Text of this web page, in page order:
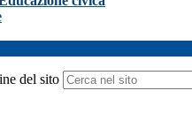
del sito